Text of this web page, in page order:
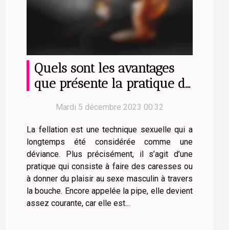
Quels sont les avantages
que présente la pratique de
Mardi 5 décembre 2023 00:32
La fellation est une technique sexuelle qui a
longtemps été considérée comme une
déviance. Plus précisément, il s’agit d’une
pratique qui consiste à faire des caresses ou
à donner du plaisir au sexe masculin à travers
la bouche. Encore appelée la pipe, elle devient
assez courante, car elle est...